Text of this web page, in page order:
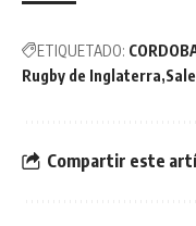
ETIQUETADO:
Rugby de Inglaterra
Compartir este